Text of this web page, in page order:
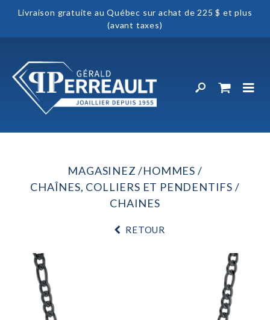
Livraison gratuite au Québec sur achat de 225 $ et plus
(avant taxes)
MAGASINEZ
HOMMES
CHAÎNES, COLLIERS ET PENDENTIFS
CHAINES
RETOUR